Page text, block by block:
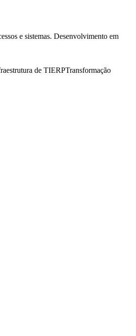
e sistemas. Desenvolvimento em
de TIERPTransformação